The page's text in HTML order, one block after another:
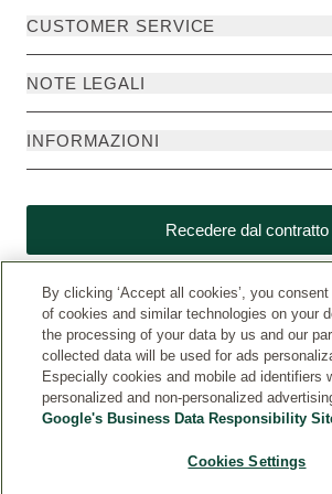
CUSTOMER SERVICE
NOTE LEGALI
INFORMAZIONI
Recedere dal contratto
By clicking ‘Accept all cookies’, you
of cookies and similar technologies on your
the processing of your data by us and our
collected data will be used for ads
Especially cookies and mobile ad identifiers
personalized and non-personalized
Google's Business Data Responsibility
Cookies Settings